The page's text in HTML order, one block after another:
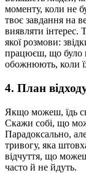
моменту, коли не
твоє завдання на
виявляти інтерес.
якої розмови:
працюєш, що було
обожнюють, коли
4. План
Якщо можеш, їдь
Скажи собі, що
Парадоксально,
тривогу, яка
відчуття, що
часто й не йдуть.